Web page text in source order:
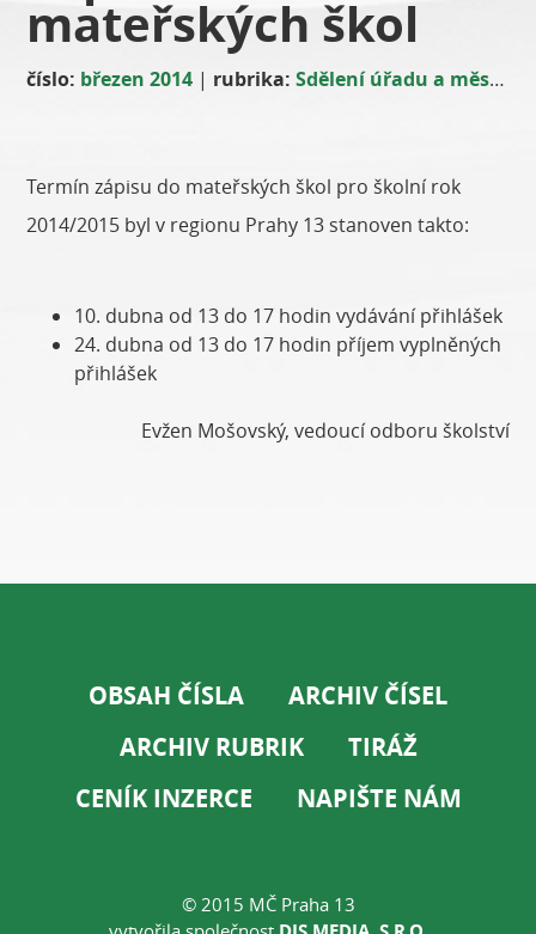
mateřských škol
číslo: březen 2014 | rubrika: Sdělení úřadu a městské části
Termín zápisu do mateřských škol pro školní rok
2014/2015 byl v regionu Prahy 13 stanoven takto:
10. dubna od 13 do 17 hodin vydávání přihlášek
24. dubna od 13 do 17 hodin příjem vyplněných
přihlášek
Evžen Mošovský, vedoucí odboru školství
OBSAH ČÍSLA
ARCHIV ČÍSEL
ARCHIV RUBRIK
TIRÁŽ
CENÍK INZERCE
NAPIŠTE NÁM
© 2015 MČ Praha 13